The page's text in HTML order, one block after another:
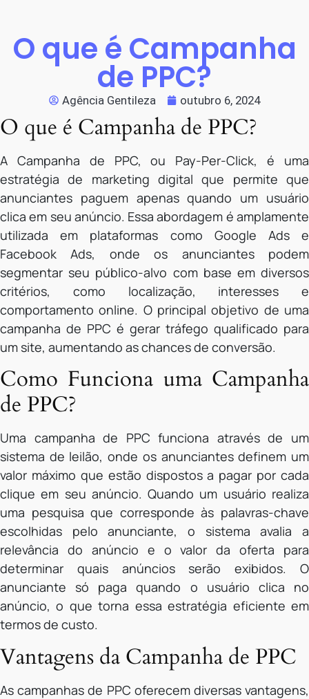
O que é Campanha
de PPC?
Agência Gentileza outubro 6, 2024
O que é Campanha de PPC?
A Campanha de PPC, ou Pay-Per-Click, é uma
estratégia de marketing digital que permite que
anunciantes paguem apenas quando um usuário
clica em seu anúncio. Essa abordagem é amplamente
utilizada em plataformas como Google Ads e
Facebook Ads, onde os anunciantes podem
segmentar seu público-alvo com base em diversos
critérios, como localização, interesses e
comportamento online. O principal objetivo de uma
campanha de PPC é gerar tráfego qualificado para
um site, aumentando as chances de conversão.
Como Funciona uma Campanha
de PPC?
Uma campanha de PPC funciona através de um
sistema de leilão, onde os anunciantes definem um
valor máximo que estão dispostos a pagar por cada
clique em seu anúncio. Quando um usuário realiza
uma pesquisa que corresponde às palavras-chave
escolhidas pelo anunciante, o sistema avalia a
relevância do anúncio e o valor da oferta para
determinar quais anúncios serão exibidos. O
anunciante só paga quando o usuário clica no
anúncio, o que torna essa estratégia eficiente em
termos de custo.
Vantagens da Campanha de PPC
As campanhas de PPC oferecem diversas vantagens,